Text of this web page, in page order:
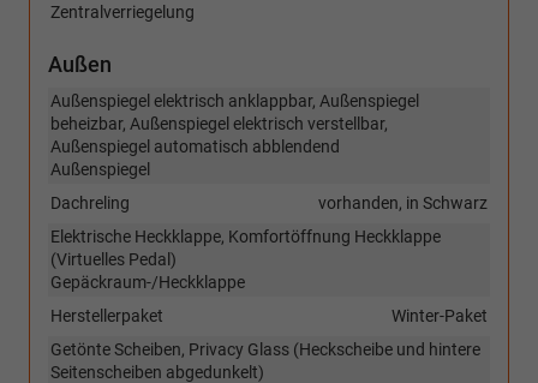
Zentralverriegelung
Außen
Außenspiegel elektrisch anklappbar, Außenspiegel
beheizbar, Außenspiegel elektrisch verstellbar,
Außenspiegel automatisch abblendend
Außenspiegel
vorhanden, in Schwarz
Dachreling
Elektrische Heckklappe, Komfortöffnung Heckklappe
(Virtuelles Pedal)
Gepäckraum-/Heckklappe
Winter-Paket
Herstellerpaket
Getönte Scheiben, Privacy Glass (Heckscheibe und hintere
Seitenscheiben abgedunkelt)